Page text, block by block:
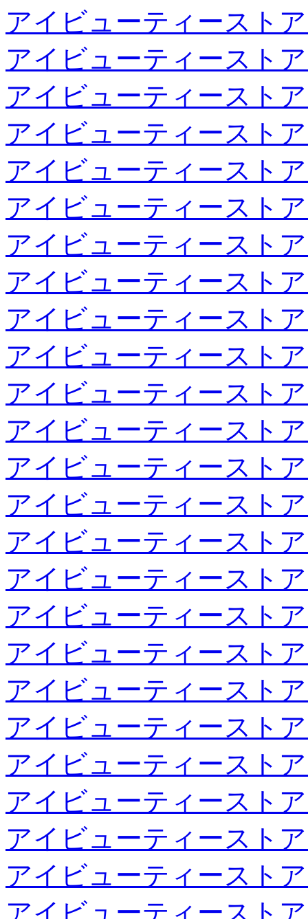
アイビューティースト
アイビューティースト
アイビューティースト
アイビューティースト
アイビューティースト
アイビューティースト
アイビューティースト
アイビューティースト
アイビューティースト
アイビューティースト
アイビューティースト
アイビューティースト
アイビューティースト
アイビューティースト
アイビューティースト
アイビューティースト
アイビューティースト
アイビューティースト
アイビューティースト
アイビューティースト
アイビューティースト
アイビューティースト
アイビューティースト
アイビューティースト
アイビューティースト